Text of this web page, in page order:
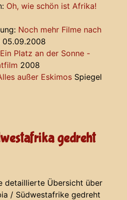
Oh, wie schön ist Afrika!
Noch mehr Filme nach
05.09.2008
Ein Platz an der Sonne -
2008
außer Eskimos Spiegel
gedreht
detaillierte Übersicht über
/ Südwestafrike gedreht